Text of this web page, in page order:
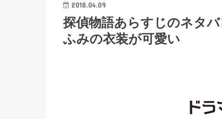
2018.04.09
探偵物語あらすじのネタ
ふみの衣装が可愛い